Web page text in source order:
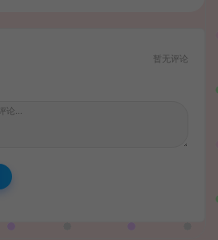
暂无评论